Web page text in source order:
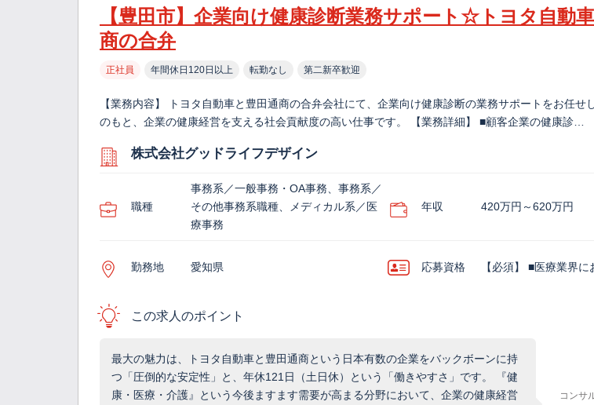
【豊田市】企業向け健康診断業務サポート☆トヨタ自動
商の合弁
正社員 年間休日120日以上 転勤なし 第二新卒歓迎
【業務内容】 トヨタ自動車と豊田通商の合弁会社にて、企業向け健康診断の業務サポートをお任せ
のもと、企業の健康経営を支える社会貢献度の高い仕事です。 【業務詳細】 ■顧客企業の健康診…
株式会社グッドライフデザイン
職種
事務系／一般事務・OA事務、事務系／
その他事務系職種、メディカル系／医
療事務
年収 420万円～620万円
勤務地 愛知県 応募資格 【必須】 ■医療業界
この求人のポイント
最大の魅力は、トヨタ自動車と豊田通商という日本有数の企業をバックボーンに持
つ「圧倒的な安定性」と、年休121日（土日休）という「働きやすさ」です。 『健
康・医療・介護』という今後ますます需要が高まる分野において、企業の健康経営
コンサ